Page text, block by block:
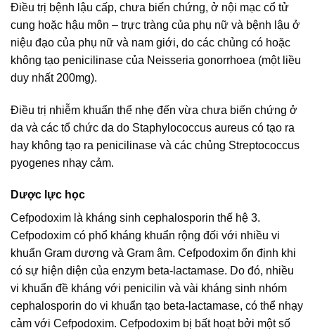
Điều trị bệnh lậu cấp, chưa biến chứng, ở nội mạc cổ tử
cung hoặc hậu môn – trực tràng của phụ nữ và bệnh lậu ở
niệu đạo của phụ nữ và nam giới, do các chủng có hoặc
không tạo penicilinase của Neisseria gonorrhoea (một liều
duy nhất 200mg).
Điều trị nhiễm khuẩn thể nhẹ đến vừa chưa biến chứng ở
da và các tổ chức da do Staphylococcus aureus có tạo ra
hay không tạo ra penicilinase và các chủng Streptococcus
pyogenes nhạy cảm.
Dược lực học
Cefpodoxim là kháng sinh cephalosporin thế hệ 3.
Cefpodoxim có phổ kháng khuẩn rộng đối với nhiều vi
khuẩn Gram dương và Gram âm. Cefpodoxim ổn định khi
có sự hiện diện của enzym beta-lactamase. Do đó, nhiều
vi khuẩn đề kháng với penicilin và vài kháng sinh nhóm
cephalosporin do vi khuẩn tạo beta-lactamase, có thể nhạy
cảm với Cefpodoxim. Cefpodoxim bị bất hoạt bởi một số